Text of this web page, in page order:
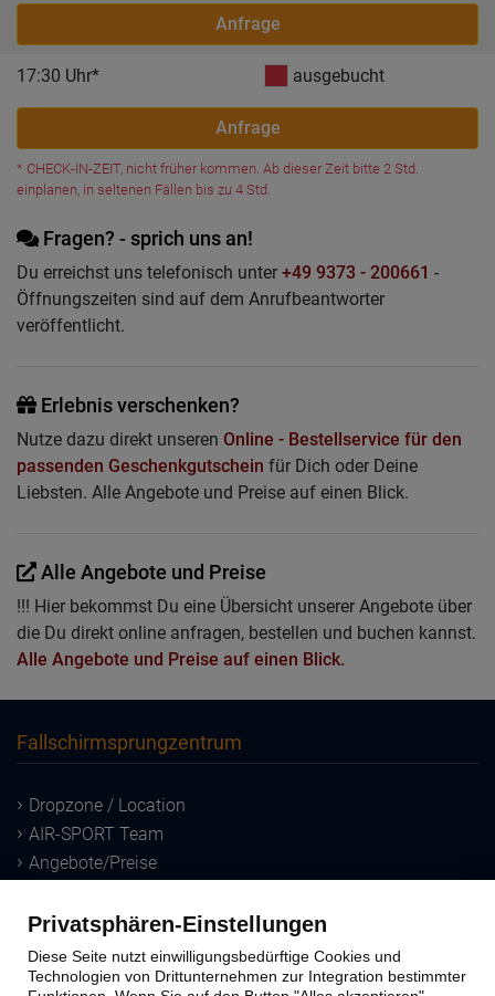
Anfrage
17:30 Uhr* ausgebucht
Anfrage
* CHECK-IN-ZEIT, nicht früher kommen. Ab dieser Zeit bitte 2 Std.
einplanen, in seltenen Fällen bis zu 4 Std.
Fragen? - sprich uns an!
Du erreichst uns telefonisch unter +49 9373 - 200661 -
Öffnungszeiten sind auf dem Anrufbeantworter
veröffentlicht.
Erlebnis verschenken?
Nutze dazu direkt unseren Online - Bestellservice für den
passenden Geschenkgutschein für Dich oder Deine
Liebsten. Alle Angebote und Preise auf einen Blick.
Alle Angebote und Preise
!!! Hier bekommst Du eine Übersicht unserer Angebote über
die Du direkt online anfragen, bestellen und buchen kannst.
Alle Angebote und Preise auf einen Blick.
Fallschirmsprungzentrum
Dropzone / Location
AIR-SPORT Team
Angebote/Preise
Sprungausbildung
Privatsphären-Einstellungen
Diese Seite nutzt einwilligungsbedürftige Cookies und
Technologien von Drittunternehmen zur Integration bestimmter